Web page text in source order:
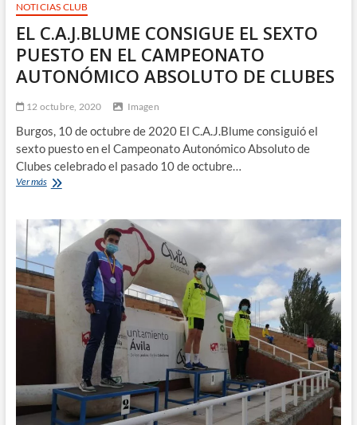
NOTICIAS CLUB
EL C.A.J.BLUME CONSIGUE EL SEXTO
PUESTO EN EL CAMPEONATO
AUTONÓMICO ABSOLUTO DE CLUBES
12 octubre, 2020 Imagen
Burgos, 10 de octubre de 2020 El C.A.J.Blume consiguió el
sexto puesto en el Campeonato Autonómico Absoluto de
Clubes celebrado el pasado 10 de octubre…
Ver másEL
EL
SEXTO
PUESTO
EN
EL
CAMPEONATO
AUTONÓMICO
ABSOLUTO